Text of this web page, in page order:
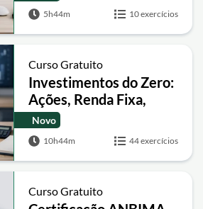
5h44m 10 exercícios
Curso Gratuito
Investimentos do Zero:
Ações, Renda Fixa,
Derivativos e Análises
Novo
10h44m 44 exercícios
Curso Gratuito